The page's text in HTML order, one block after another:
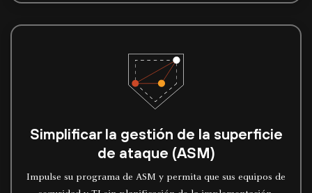
Simplificar la gestión de la superficie
de ataque (ASM)
Impulse su programa de ASM y permita que sus equipos de